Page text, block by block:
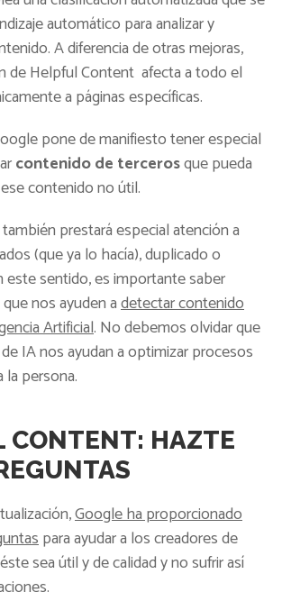
automático para analizar y
A diferencia de otras mejoras,
de Helpful Content afecta a todo el
a páginas específicas.
pone de manifiesto tener especial
contenido de tercerosque pueda
contenido no útil.
prestará especial atención a
(que ya lo hacía), duplicado o
este sentido, es importante saber
nos ayuden adetectar contenido
Artificial. No debemos olvidar que
IA nos ayudan a optimizar procesos
la persona.
CONTENT: HAZTE
Google ha proporcionado
para ayudar a los creadores de
sea útil y de calidad y no sufrir así